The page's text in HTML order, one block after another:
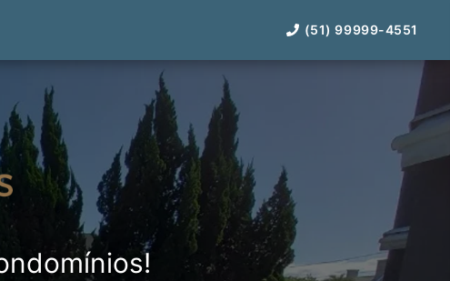
(51) 99999-4551